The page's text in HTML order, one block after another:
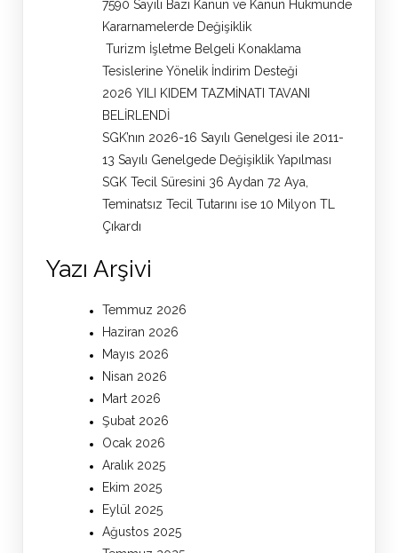
7590 Sayılı Bazı Kanun ve Kanun Hükmünde
Kararnamelerde Değişiklik
Turizm İşletme Belgeli Konaklama
Tesislerine Yönelik İndirim Desteği
2026 YILI KIDEM TAZMİNATI TAVANI
BELİRLENDİ
SGK’nın 2026-16 Sayılı Genelgesi ile 2011-
13 Sayılı Genelgede Değişiklik Yapılması
SGK Tecil Süresini 36 Aydan 72 Aya,
Teminatsız Tecil Tutarını ise 10 Milyon TL
Çıkardı
Yazı Arşivi
Temmuz 2026
Haziran 2026
Mayıs 2026
Nisan 2026
Mart 2026
Şubat 2026
Ocak 2026
Aralık 2025
Ekim 2025
Eylül 2025
Ağustos 2025